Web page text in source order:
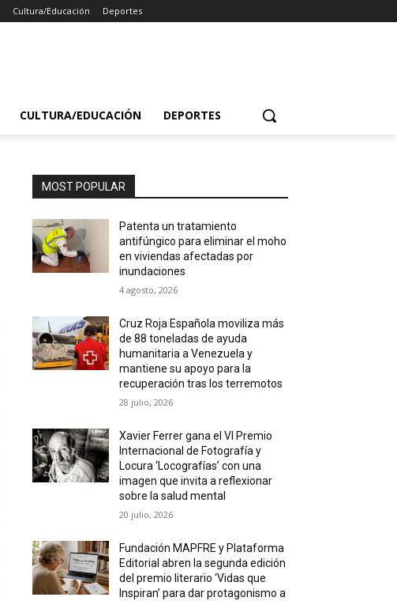
Cultura/Educación Deportes
CULTURA/EDUCACIÓN DEPORTES
MOST POPULAR
Patenta un tratamiento
antifúngico para eliminar el moho
en viviendas afectadas por
inundaciones
4 agosto, 2026
Cruz Roja Española moviliza más
de 88 toneladas de ayuda
humanitaria a Venezuela y
mantiene su apoyo para la
recuperación tras los terremotos
28 julio, 2026
Xavier Ferrer gana el VI Premio
Internacional de Fotografía y
Locura ‘Locografías’ con una
imagen que invita a reflexionar
sobre la salud mental
20 julio, 2026
Fundación MAPFRE y Plataforma
Editorial abren la segunda edición
del premio literario ‘Vidas que
Inspiran’ para dar protagonismo a